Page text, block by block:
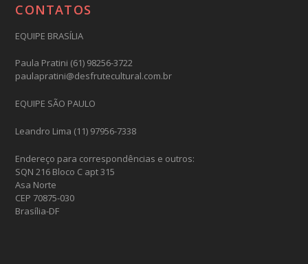
CONTATOS
EQUIPE BRASÍLIA
Paula Pratini (61) 98256-3722
paulapratini@desfrutecultural.com.br
EQUIPE SÃO PAULO
Leandro Lima (11) 97956-7338
Endereço para correspondências e outros:
SQN 216 Bloco C apt 315
Asa Norte
CEP 70875-030
Brasília-DF